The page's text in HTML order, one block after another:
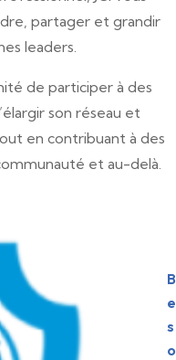
partager et grandir
leaders.
de participer à des
son réseau et
en contribuant à des
et au-delà.
B
e
s
o